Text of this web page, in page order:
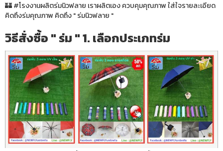
🏰 #โรงงานผลิตร่มนิวฟลาย เราผลิตเอง ควบคุมคุณภาพ ใส่ใจรายละเอียด
คิดถึงร่มคุณภาพ คิดถึง " ร่มนิวฟลาย "
วิธีสั่งซื้อ " ร่ม " 1. เลือกประเภทร่ม